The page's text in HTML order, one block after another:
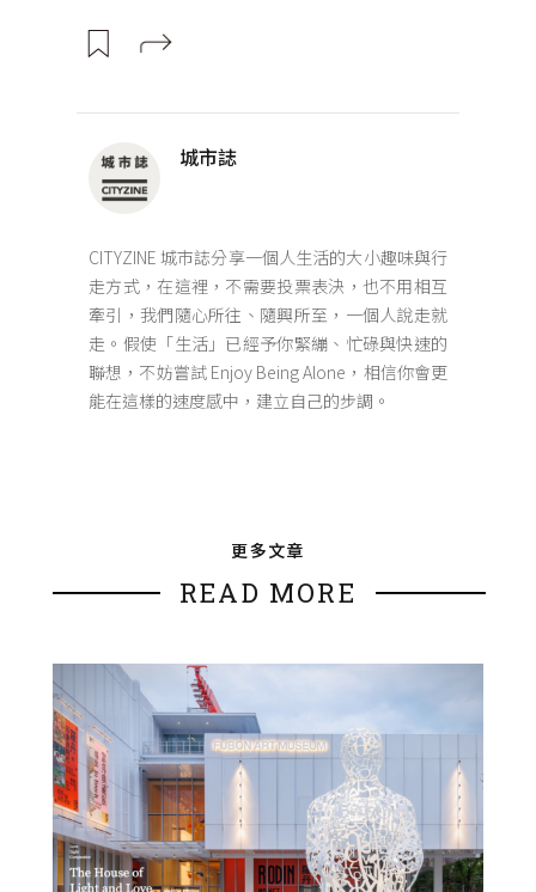
城市誌
CITYZINE 城市誌分享一個人生活的大小趣味與行
走方式，在這裡，不需要投票表決，也不用相互
牽引，我們隨心所往、隨興所至，一個人說走就
走。假使「生活」已經予你緊繃、忙碌與快速的
聯想，不妨嘗試 Enjoy Being Alone，相信你會更
能在這樣的速度感中，建立自己的步調。
更多文章
READ MORE